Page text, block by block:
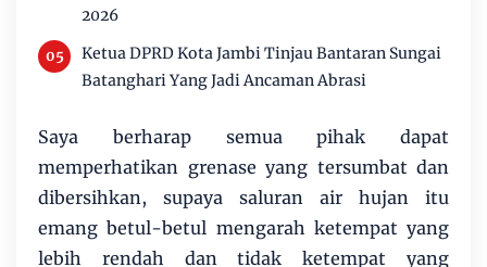
2026
Ketua DPRD Kota Jambi Tinjau Bantaran Sungai
Batanghari Yang Jadi Ancaman Abrasi
Saya berharap semua pihak dapat
memperhatikan grenase yang tersumbat dan
dibersihkan, supaya saluran air hujan itu
emang betul-betul mengarah ketempat yang
lebih rendah dan tidak ketempat yang